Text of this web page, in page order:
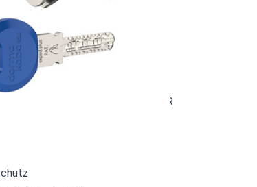
(silberfarbig)
99.89 EUR